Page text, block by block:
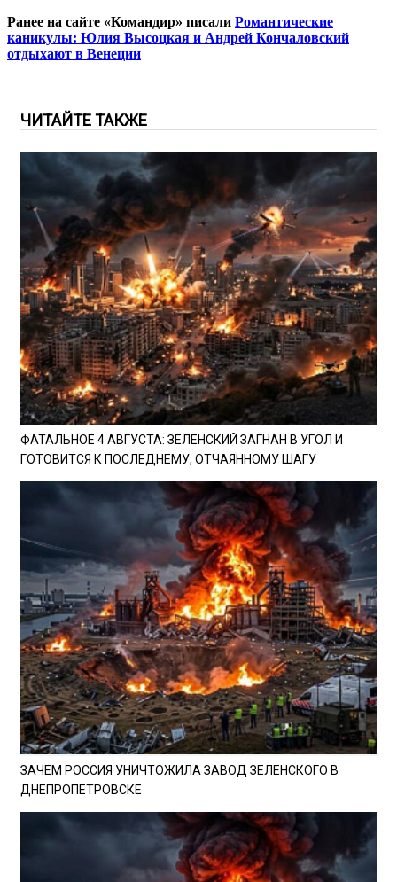
Ранее на сайте «Командир» писали Романтические
каникулы: Юлия Высоцкая и Андрей Кончаловский
отдыхают в Венеции
ЧИТАЙТЕ ТАКЖЕ
ФАТАЛЬНОЕ 4 АВГУСТА: ЗЕЛЕНСКИЙ ЗАГНАН В УГОЛ И
ГОТОВИТСЯ К ПОСЛЕДНЕМУ, ОТЧАЯННОМУ ШАГУ
ЗАЧЕМ РОССИЯ УНИЧТОЖИЛА ЗАВОД ЗЕЛЕНСКОГО В
ДНЕПРОПЕТРОВСКЕ